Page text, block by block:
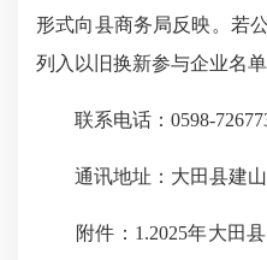
形式向县商务局反映。若
列入以旧换新参与企业名单
联系电话：0598-
通讯地址：大田县建山
附件：1.2025年大田县